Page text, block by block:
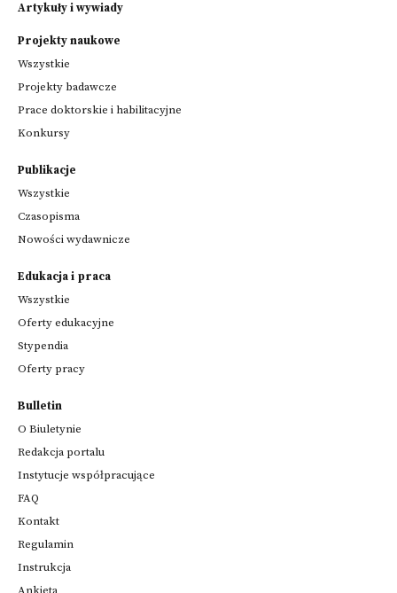
Artykuły i wywiady
Projekty naukowe
Wszystkie
Projekty badawcze
Prace doktorskie i habilitacyjne
Konkursy
Publikacje
Wszystkie
Czasopisma
Nowości wydawnicze
Edukacja i praca
Wszystkie
Oferty edukacyjne
Stypendia
Oferty pracy
Bulletin
O Biuletynie
Redakcja portalu
Instytucje współpracujące
FAQ
Kontakt
Regulamin
Instrukcja